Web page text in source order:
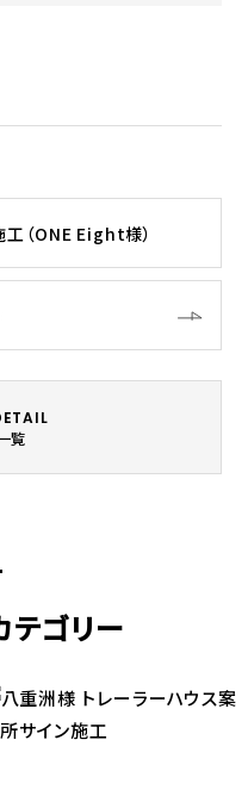
（ONE Eight様）
覧
ゴリー